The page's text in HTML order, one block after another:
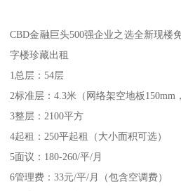
CBD金融巨头500强企业之选全新现楼
字楼珍藏出租
1总层：54层
2标准层：4.3米（网络架空地板150mm
3整层：2100平方
4起租：250平起租（大小面积可选）
5面议：180-260/平/月
6管理费：33元/平/月（包含空调费）